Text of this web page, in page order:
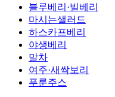
블루베리·빌베리
마시는샐러드
하스카프베리
야생베리
말차
여주·새싹보리
푸룬주스